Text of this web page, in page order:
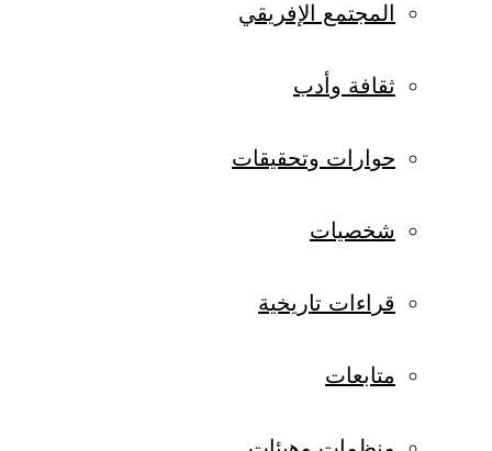
المجتمع الإفريقي
ثقافة وأدب
حوارات وتحقيقات
شخصيات
قراءات تاريخية
متابعات